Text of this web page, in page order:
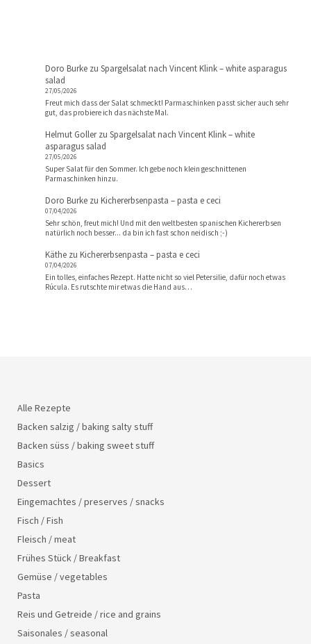
Doro Burke zu Spargelsalat nach Vincent Klink – white asparagus
salad
27/05/2026
Freut mich dass der Salat schmeckt! Parmaschinken passt sicher auch sehr
gut, das probiere ich das nächste Mal.
Helmut Gollerzu Spargelsalat nach Vincent Klink – white
asparagus salad
27/05/2026
Super Salat für den Sommer. Ich gebe noch klein geschnittenen
Parmaschinken hinzu.
Doro Burke zu Kichererbsenpasta – pasta e ceci
07/04/2026
Sehr schön, freut mich! Und mit den weltbesten spanischen Kichererbsen
natürlich noch besser... da bin ich fast schon neidisch ;-)
Käthe zu Kichererbsenpasta – pasta e ceci
07/04/2026
Ein tolles, einfaches Rezept. Hatte nicht so viel Petersilie, dafür noch etwas
Rúcula. Es rutschte mir etwas die Hand aus…
Alle Rezepte
Backen salzig / baking salty stuff
Backen süss / baking sweet stuff
Basics
Dessert
Eingemachtes / preserves / snacks
Fisch / Fish
Fleisch / meat
Frühes Stück / Breakfast
Gemüse / vegetables
Pasta
Reis und Getreide / rice and grains
Saisonales / seasonal